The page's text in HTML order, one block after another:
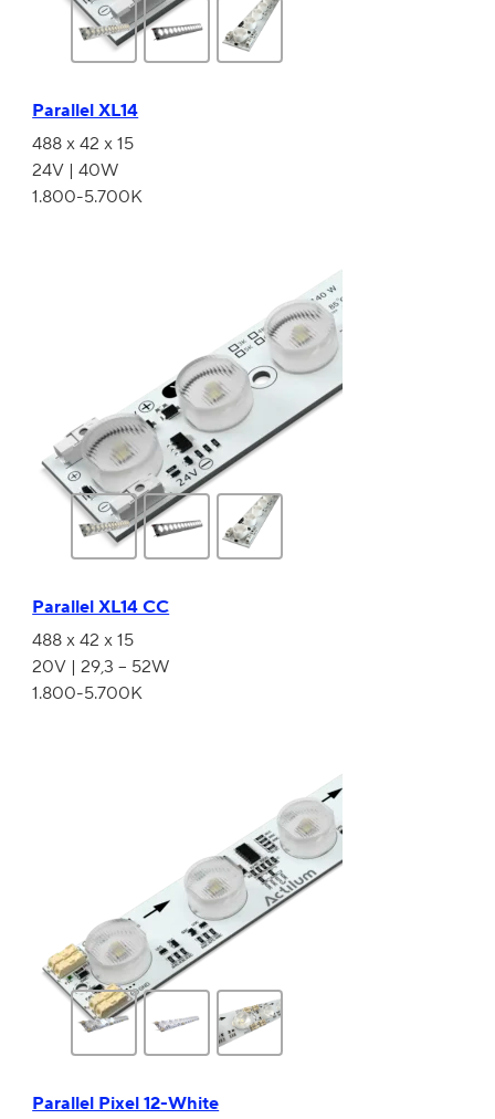
Parallel XL14
488 x 42 x 15
24V | 40W
1.800-5.700K
Parallel XL14 CC
488 x 42 x 15
20V | 29,3 – 52W
1.800-5.700K
Parallel Pixel 12-White